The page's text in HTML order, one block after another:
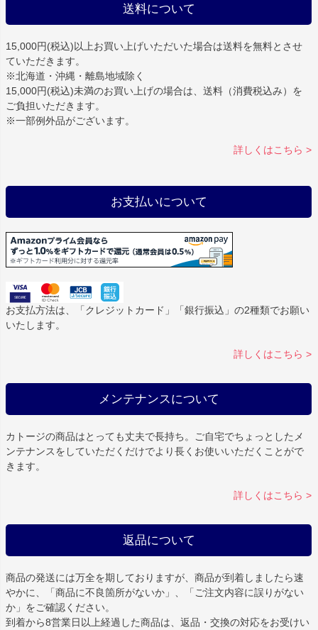
送料について
15,000円(税込)以上お買い上げいただいた場合は送料を無料とさせ
ていただきます。
※北海道・沖縄・離島地域除く
15,000円(税込)未満のお買い上げの場合は、送料（消費税込み）を
ご負担いただきます。
※一部例外品がございます。
詳しくはこちら >
お支払いについて
お支払方法は、「クレジットカード」「銀行振込」の2種類でお願い
いたします。
詳しくはこちら >
メンテナンスについて
カトージの商品はとっても丈夫で長持ち。ご自宅でちょっとしたメ
ンテナンスをしていただくだけでより長くお使いいただくことがで
きます。
詳しくはこちら >
返品について
商品の発送には万全を期しておりますが、商品が到着しましたら速
やかに、「商品に不良箇所がないか」、「ご注文内容に誤りがない
か」をご確認ください。
到着から8営業日以上経過した商品は、返品・交換の対応をお受けい